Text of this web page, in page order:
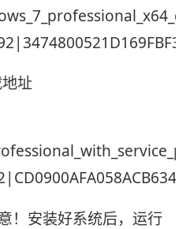
址
！安装好系统后，运行